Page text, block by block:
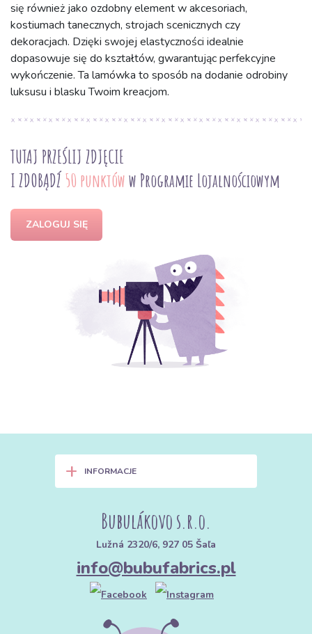
się również jako ozdobny element w akcesoriach,
kostiumach tanecznych, strojach scenicznych czy
dekoracjach. Dzięki swojej elastyczności idealnie
dopasowuje się do kształtów, gwarantując perfekcyjne
wykończenie. Ta lamówka to sposób na dodanie odrobiny
luksusu i blasku Twoim kreacjom.
TUTAJ PRZEŚLIJ ZDJĘCIE
I ZDOBĄDŹ 50 punktóww Programie Lojalnościowym
ZALOGUJ SIĘ
+ INFORMACJE
Bubulákovo s.r.o.
Lužná 2320/6, 927 05 Šaľa
info@bubufabrics.pl